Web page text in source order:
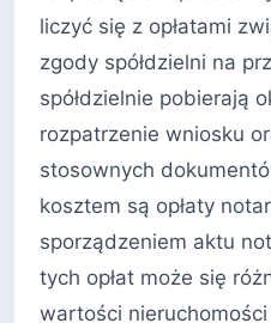
liczyć się z opłatami
zgody spółdzielni na
spółdzielnie pobierają
rozpatrzenie wniosku
stosownych
kosztem są opłaty
sporządzeniem aktu
tych opłat może się
wartości